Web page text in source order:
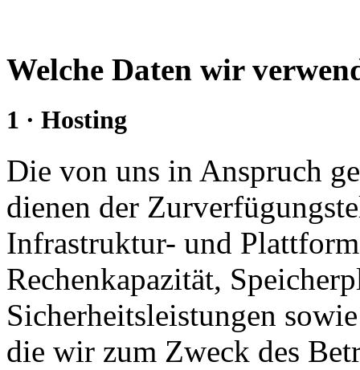
Welche Daten wir
1 · Hosting
Die von uns in Anspruch
dienen der
Infrastruktur- und
Rechenkapazität,
Sicherheitsleistungen
die wir zum Zweck des